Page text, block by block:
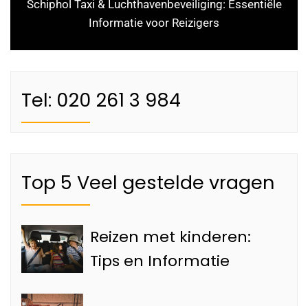
Schiphol Taxi & Luchthavenbeveiliging: Essentiële
Informatie voor Reizigers
Tel: 020 261 3 984
Top 5 Veel gestelde vragen
Reizen met kinderen:
Tips en Informatie